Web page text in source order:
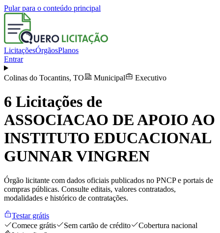
Pular para o conteúdo principal
LicitaçõesÓrgãosPlanos
Entrar
Colinas do Tocantins, TO Municipal Executivo
6 Licitações de
ASSOCIACAO DE APOIO AO
INSTITUTO EDUCACIONAL
GUNNAR VINGREN
Órgão licitante com dados oficiais publicados no PNCP e portais de
compras públicas. Consulte editais, valores contratados,
modalidades e histórico de contratações.
Testar grátis
Comece grátis
Sem cartão de crédito
Cobertura nacional